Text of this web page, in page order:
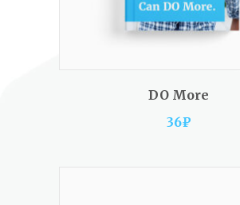
ADD TO CART
DO More
36₽